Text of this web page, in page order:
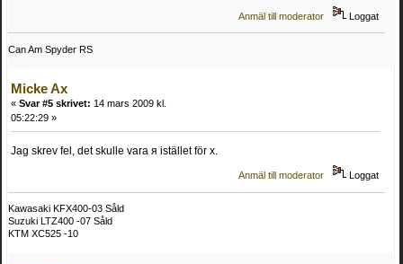
Anmäl till moderator Loggat
Can Am Spyder RS
Micke Ax
« Svar #5 skrivet: 14 mars 2009 kl.
05:22:29 »
Jag skrev fel, det skulle vara я istället för x.
Anmäl till moderator Loggat
Kawasaki KFX400-03 Såld
Suzuki LTZ400 -07 Såld
KTM XC525 -10